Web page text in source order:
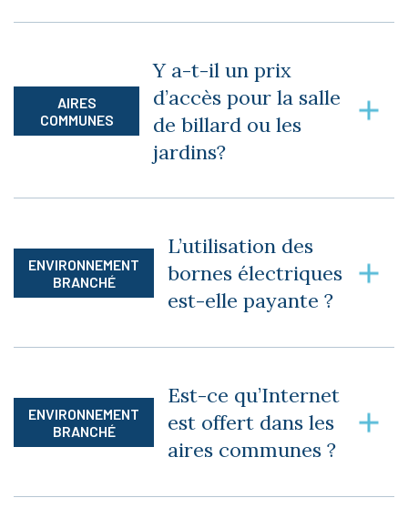
faire l’achat de vêtements, chaussures et
autres accessoires.
AIRES
COMMUNES
Y a-t-il un prix
d’accès pour la salle
de billard ou les
jardins?
ENVIRONNEMENT
BRANCHÉ
L’utilisation des
bornes électriques
est-elle payante ?
ENVIRONNEMENT
BRANCHÉ
Est-ce qu’Internet
est offert dans les
aires communes ?